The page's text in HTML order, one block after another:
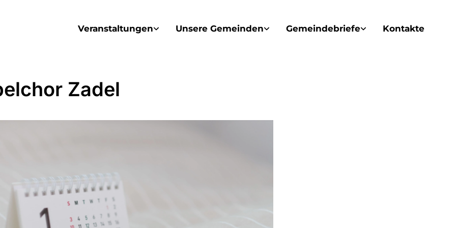
Veranstaltungen Unsere Gemeinden Gemeindebriefe Kontakte
Zadel